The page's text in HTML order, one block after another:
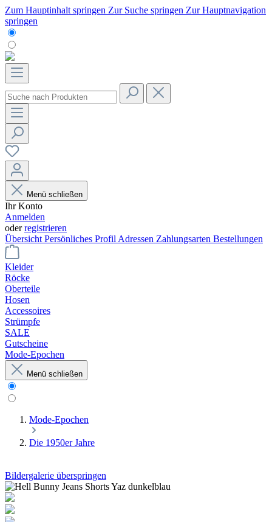
Zum Hauptinhalt springen Zur Suche springen Zur Hauptnavigation
springen
Menü schließen
Ihr Konto
Anmelden
oderregistrieren
Übersicht Persönliches Profil Adressen Zahlungsarten Bestellungen
Kleider
Röcke
Oberteile
Hosen
Accessoires
Strümpfe
SALE
Gutscheine
Mode-Epochen
Menü schließen
Mode-Epochen
Die 1950er Jahre
Bildergalerie überspringen